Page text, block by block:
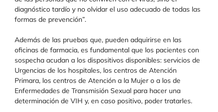
diagnóstico tardío y no olvidar el uso adecuado de todas las
formas de prevención”.
Además de las pruebas que, pueden adquirirse en las
oficinas de farmacia, es fundamental que los pacientes con
sospecha acudan a los dispositivos disponibles: servicios de
Urgencias de los hospitales, los centros de Atención
Primara, los centros de Atención a la Mujer o a los de
Enfermedades de Transmisión Sexual para hacer una
determinación de VIH y, en caso positivo, poder tratarles.